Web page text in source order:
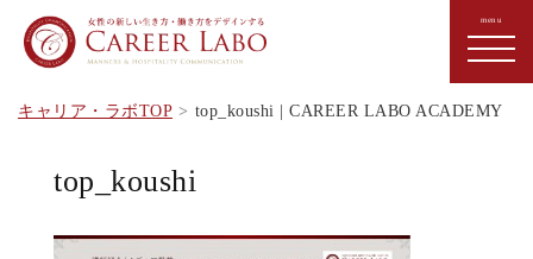
キャリア・ラボTOP top_koushi | CAREER LABO ACADEMY
top_koushi